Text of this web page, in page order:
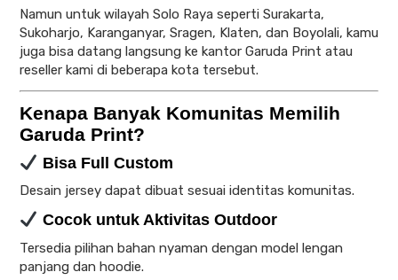
Namun untuk wilayah Solo Raya seperti Surakarta,
Sukoharjo, Karanganyar, Sragen, Klaten, dan Boyolali, kamu
juga bisa datang langsung ke kantor Garuda Print atau
reseller kami di beberapa kota tersebut.
Kenapa Banyak Komunitas Memilih
Garuda Print?
Bisa Full Custom
Desain jersey dapat dibuat sesuai identitas komunitas.
Cocok untuk Aktivitas Outdoor
Tersedia pilihan bahan nyaman dengan model lengan
panjang dan hoodie.